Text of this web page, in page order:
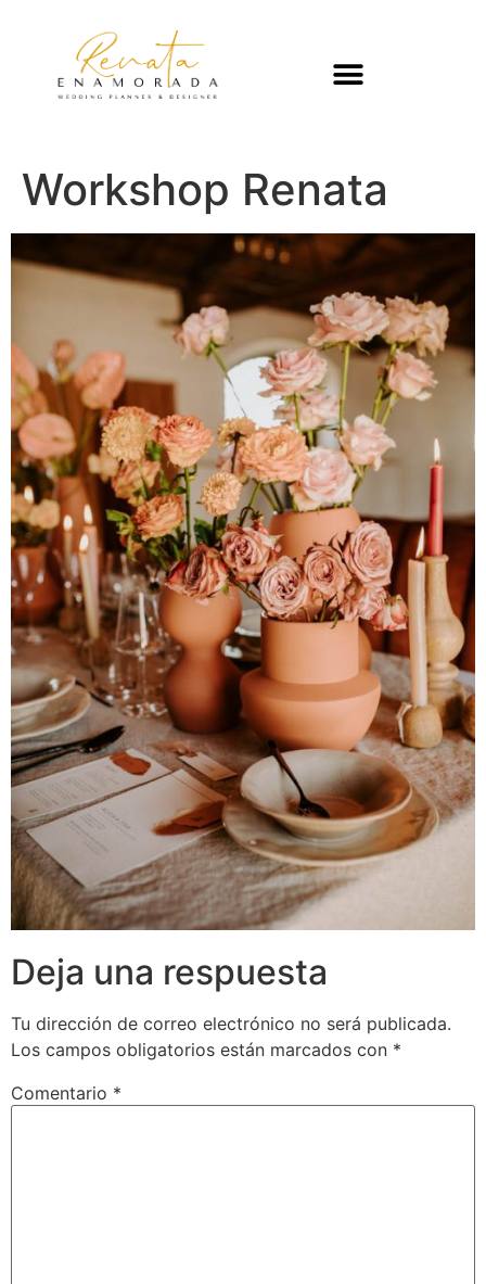
Workshop Renata
Deja una respuesta
Tu dirección de correo electrónico no será publicada.
Los campos obligatorios están marcados con *
Comentario *